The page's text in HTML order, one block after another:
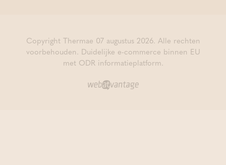
Copyright Thermae 07 augustus 2026. Alle rechten
voorbehouden. Duidelijke e-commerce binnen EU
met ODR informatieplatform.